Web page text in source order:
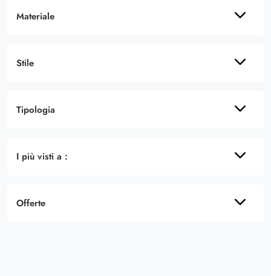
Materiale
Stile
Tipologia
I più visti a :
Offerte